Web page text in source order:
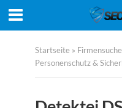
Startseite » Firmensuche
Personenschutz &